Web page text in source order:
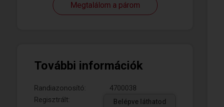
Megtalálom a párom
További információk
Randiazonosító:
4700038
Regisztrált:
Belépve láthatod